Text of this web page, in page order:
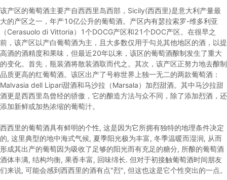
该产区的葡萄酒主要产自西西里岛西部，Sicily(西西里)是意大利产量最
大的产区之一，年产10亿公升的葡萄酒。产区内有瑟拉索罗-维多利亚
（Cerasuolo di Vittoria）1个DOCG产区和21个DOC产区。在很早之
前，该产区以产白葡萄酒为主，且大多数仅用于勾兑其他地区的酒，以提
高酒的酒精度和果味，但最近20年以来，该区的葡萄酒酿制发生了重大
的变化。首先，瓶装酒将散装酒取而代之。其次，该产区正努力地去酿制
品质更高的红葡萄酒。该区出产了号称世界上独一无二的两款葡萄酒：
Malvasia dell Lipari甜酒和马沙拉（Marsala）加烈甜酒。其中马沙拉甜
酒更是西西里岛曾经的骄傲，它的酿造方法与众不同，除了添加烈酒，还
添加新鲜或加热浓缩的葡萄汁。
西西里的葡萄酒具有鲜明的个性, 这是因为它所拥有独特的地理条件决定
的, 这里典型的地中海式气候, 夏季阳光极为丰富, 冬季温暖而湿润, 从而
形成其出产的葡萄因为吸收了足够的阳光而有充足的糖分, 所酿的葡萄酒
酒体丰满, 结构均衡, 果香丰富, 回味绵长. 但对于初接触葡萄酒时间朋友
们来说, 可能会感到西西里的酒有点"烈", 但这也这是它个性突出的一点。